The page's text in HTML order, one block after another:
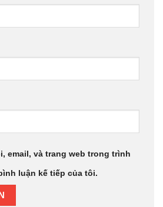
email, và trang web trong trình
luận kế tiếp của tôi.